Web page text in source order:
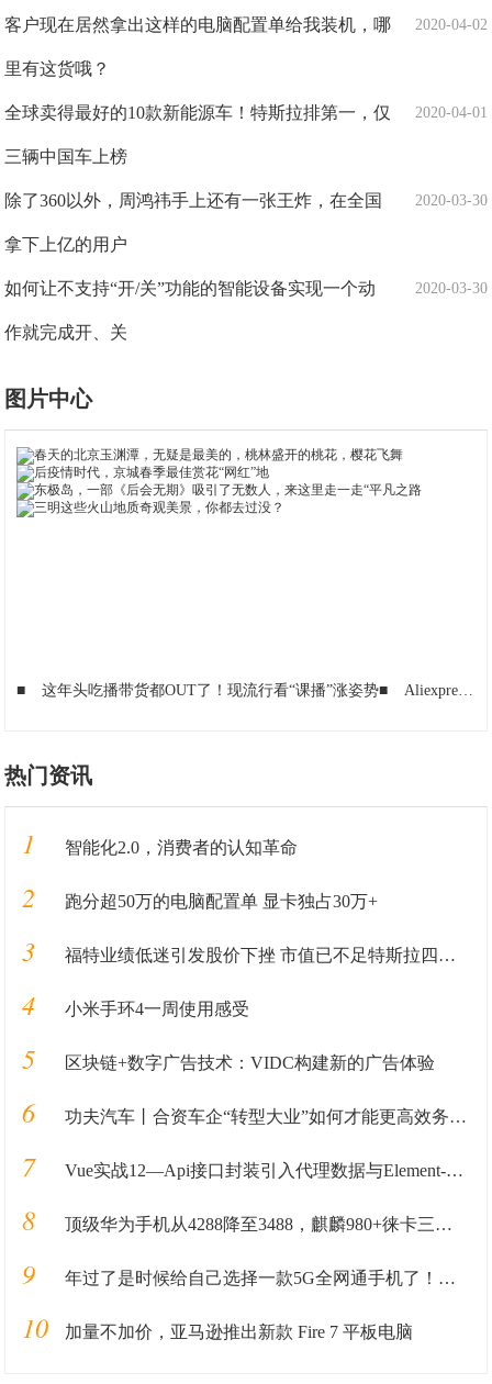
2020-04-02
客户现在居然拿出这样的电脑配置单给我装机，哪
里有这货哦？
2020-04-01
全球卖得最好的10款新能源车！特斯拉排第一，仅
三辆中国车上榜
2020-03-30
除了360以外，周鸿祎手上还有一张王炸，在全国
拿下上亿的用户
2020-03-30
如何让不支持“开/关”功能的智能设备实现一个动
作就完成开、关
图片中心
■ 这年头吃播带货都OUT了！现流行看“课播”涨姿势■ Aliexpress上出现华为、三星山寨旗舰，老外上当
热门资讯
1 智能化2.0，消费者的认知革命
2 跑分超50万的电脑配置单 显卡独占30万+
3 福特业绩低迷引发股价下挫 市值已不足特斯拉四分之一
4 小米手环4一周使用感受
5 区块链+数字广告技术：VIDC构建新的广告体验
6 功夫汽车丨合资车企“转型大业”如何才能更高效务实？这家车企做了一次有益尝试！
7 Vue实战12—Api接口封装引入代理数据与Element-ui库
8 顶级华为手机从4288降至3488，麒麟980+徕卡三摄 还值得买吗？
9 年过了是时候给自己选择一款5G全网通手机了！值得选的3款5G手机
10 加量不加价，亚马逊推出新款 Fire 7 平板电脑